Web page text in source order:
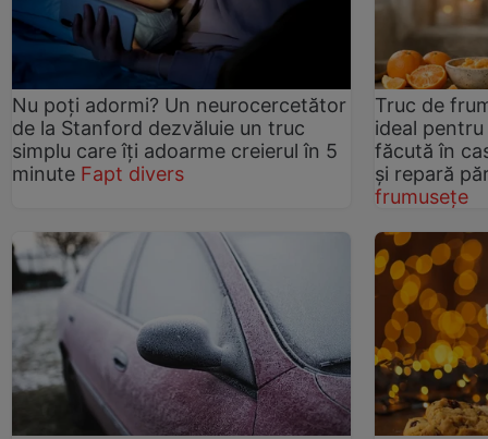
Nu poți adormi? Un neurocercetător
de la Stanford dezvăluie un truc
simplu care îți adoarme creierul în 5
minute Fapt divers
Truc de
ideal
făcută în
și repară
frumusețe